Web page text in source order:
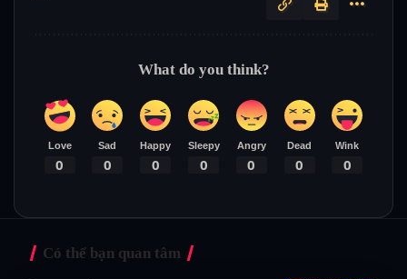
What do you think?
Love
0
Sad
0
Happy
0
Sleepy
0
Angry
0
Dead
0
Wink
0
Có thể bạn quan tâm